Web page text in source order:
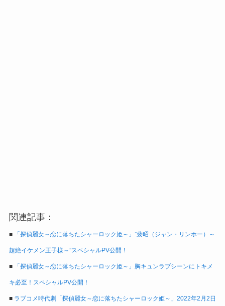
関連記事：
■ 「探偵麗女～恋に落ちたシャーロック姫～」”裴昭（ジャン・リンホー）～
超絶イケメン王子様～”スペシャルPV公開！
■ 「探偵麗女～恋に落ちたシャーロック姫～」胸キュンラブシーンにトキメ
キ必至！スペシャルPV公開！
■ ラブコメ時代劇「探偵麗女～恋に落ちたシャーロック姫～」2022年2月2日